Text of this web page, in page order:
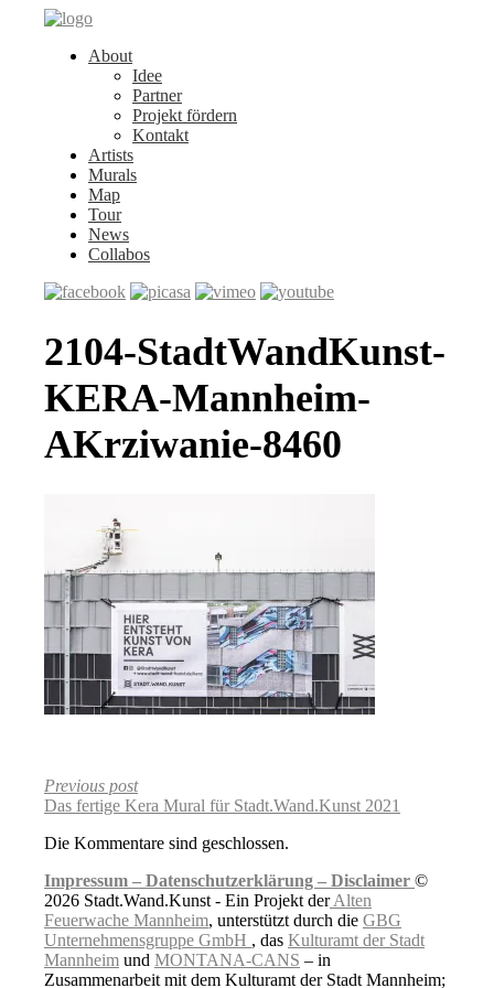
About
Idee
Partner
Projekt fördern
Kontakt
Artists
Murals
Map
Tour
News
Collabos
2104-StadtWandKunst-
KERA-Mannheim-
AKrziwanie-8460
Previous post
Das fertige Kera Mural für Stadt.Wand.Kunst 2021
Die Kommentare sind geschlossen.
Impressum – Datenschutzerklärung – Disclaimer ©
2026 Stadt.Wand.Kunst - Ein Projekt derAlten
Feuerwache Mannheim, unterstützt durch die GBG
Unternehmensgruppe GmbH , das Kulturamt der Stadt
Mannheim und MONTANA-CANS – in
Zusammenarbeit mit dem Kulturamt der Stadt Mannheim;